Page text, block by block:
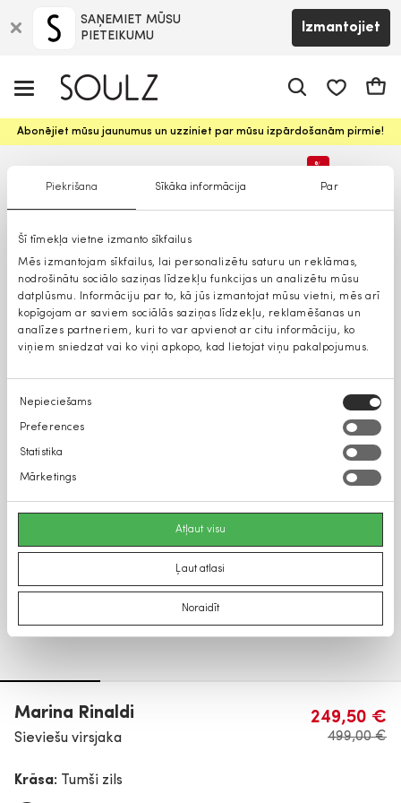
Piekrišana Sīkāka informācija Par
Šī tīmekļa vietne izmanto sīkfailus
Mēs izmantojam sīkfailus, lai personalizētu saturu un reklāmas,
nodrošinātu sociālo saziņas līdzekļu funkcijas un analizētu mūsu
datplūsmu. Informāciju par to, kā jūs izmantojat mūsu vietni, mēs arī
kopīgojam ar saviem sociālās saziņas līdzekļu, reklamēšanas un
analīzes partneriem, kuri to var apvienot ar citu informāciju, ko
viņiem sniedzat vai ko viņi apkopo, kad lietojat viņu pakalpojumus.
Piekrišanas
izvēle
Nepieciešams
Preferences
Statistika
Mārketings
Atļaut visu
Ļaut atlasi
Noraidīt
SAŅEMIET MŪSU
PIETEIKUMU
Izmantojiet
Abonējiet mūsu jaunumus un uzziniet par mūsu izpārdošanām pirmie!
%
Lielāki izmēri
Marina Rinaldi
Sieviešu virsjaka
249,50 €
499,00 €
Krāsa: Tumši zils